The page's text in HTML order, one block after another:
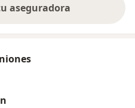
aseguradora